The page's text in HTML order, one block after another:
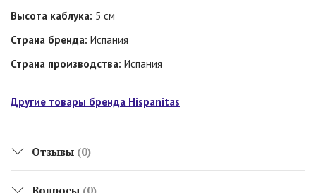
Высота каблука: 5 см
Страна бренда: Испания
Страна производства: Испания
Другие товары бренда Hispanitas
Отзывы (0)
Вопросы (0)